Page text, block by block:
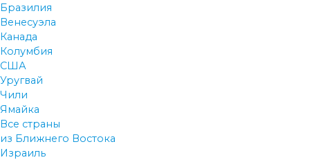
Бразилия
Венесуэла
Канада
Колумбия
США
Уругвай
Чили
Ямайка
Все страны
из Ближнего Востока
Израиль